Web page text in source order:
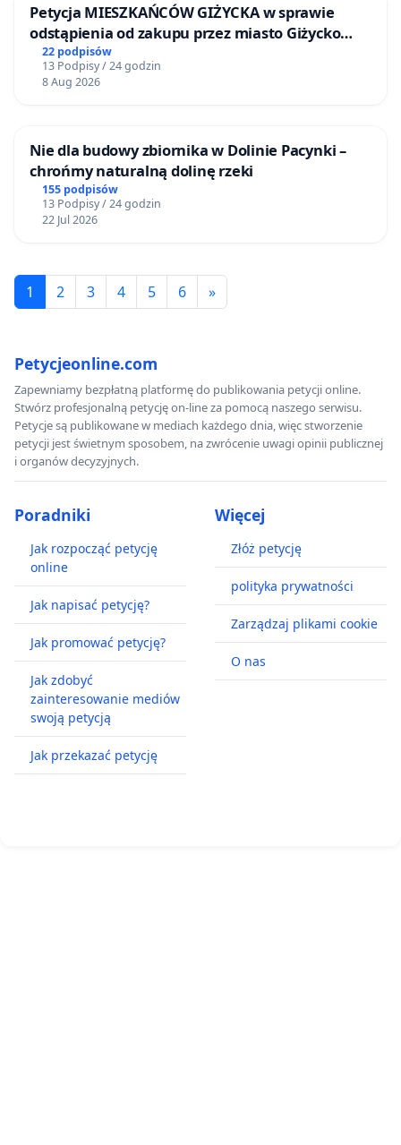
Petycja MIESZKAŃCÓW GIŻYCKA w sprawie
odstąpienia od zakupu przez miasto Giżycko
nieruchomości położonej nad jeziorem Niegocin
22 podpisów
13 Podpisy / 24 godzin
8 Aug 2026
Nie dla budowy zbiornika w Dolinie Pacynki –
chrońmy naturalną dolinę rzeki
155 podpisów
13 Podpisy / 24 godzin
22 Jul 2026
1 2 3 4 5 6 »
Petycjeonline.com
Zapewniamy bezpłatną platformę do publikowania petycji online.
Stwórz profesjonalną petycję on-line za pomocą naszego serwisu.
Petycje są publikowane w mediach każdego dnia, więc stworzenie
petycji jest świetnym sposobem, na zwrócenie uwagi opinii publicznej
i organów decyzyjnych.
Poradniki
Jak rozpocząć petycję
online
Jak napisać petycję?
Jak promować petycję?
Jak zdobyć
zainteresowanie mediów
swoją petycją
Jak przekazać petycję
Więcej
Złóż petycję
polityka prywatności
Zarządzaj plikami cookie
O nas